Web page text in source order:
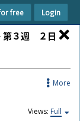
free Login
第３週 ２ 日
More
Views: Full